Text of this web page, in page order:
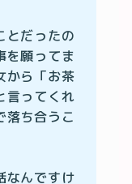
とだったの
を願ってま
から「お茶
言ってくれ
落ち合うこ
なんですけ